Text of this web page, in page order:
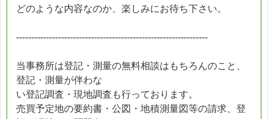
どのような内容なのか、楽しみにお待ち下さい。
----------------------------------------------------------------
当事務所は登記・測量の無料相談はもちろんのこと、
登記・測量が伴わな
い登記調査・現地調査も行っております。
売買予定地の要約書・公図・地積測量図等の請求、登